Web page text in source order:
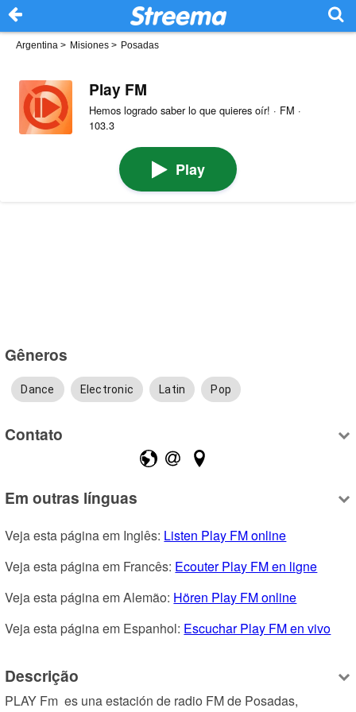
Argentina > Misiones > Posadas
Play FM
Hemos logrado saber lo que quieres oír! · FM ·
103.3
Play
Gêneros
Dance Electronic Latin Pop
Contato
Em outras línguas
Veja esta página em Inglês: Listen Play FM online
Veja esta página em Francês: Ecouter Play FM en ligne
Veja esta página em Alemão: Hören Play FM online
Veja esta página em Espanhol: Escuchar Play FM en vivo
Descrição
PLAY Fm  es una estación de radio FM de Posadas,